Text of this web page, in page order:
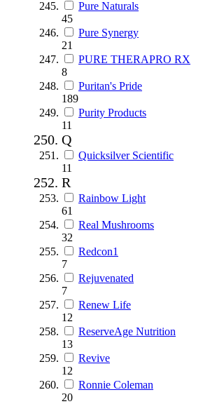
Pure Naturals
45
Pure Synergy
21
PURE THERAPRO RX
8
Puritan's Pride
189
Purity Products
11
Q
Quicksilver Scientific
11
R
Rainbow Light
61
Real Mushrooms
32
Redcon1
7
Rejuvenated
7
Renew Life
12
ReserveAge Nutrition
13
Revive
12
Ronnie Coleman
20